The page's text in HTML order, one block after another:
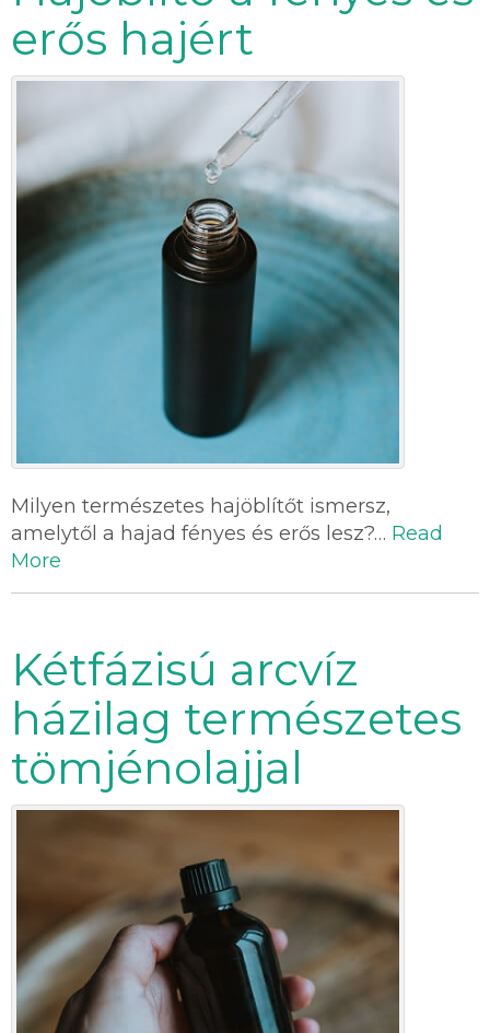
erős hajért
Milyen természetes hajöblítőt ismersz,
amelytől a hajad fényes és erős lesz?… Read
More
Kétfázisú arcvíz
házilag természetes
tömjénolajjal